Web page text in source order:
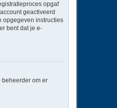
opgaf
geactiveerd
opgegeven instructies
bent dat je e-
beheerder om er